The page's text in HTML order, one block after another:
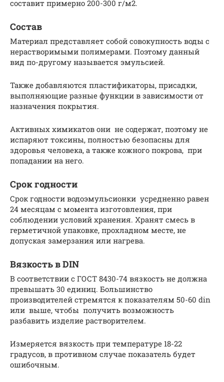
составит примерно 200-300 г/м2.
Состав
Материал представляет собой совокупность воды с
нерастворимыми полимерами. Поэтому данный
вид по-другому называется эмульсией.
Также добавляются пластификаторы, присадки,
выполняющие разные функции в зависимости от
назначения покрытия.
Активных химикатов они не содержат, поэтому не
испаряют токсины, полностью безопасны для
здоровья человека, а также кожного покрова, при
попадании на него.
Срок годности
Срок годности водоэмульсионки усредненно равен
24 месяцам с момента изготовления, при
соблюдении условий хранения. Хранят смесь в
герметичной упаковке, прохладном месте, не
допуская замерзания или нагрева.
Вязкость в DIN
В соответствии с ГОСТ 8430-74 вязкость не должна
превышать 30 единиц. Большинство
производителей стремятся к показателям 50-60 din
или выше, чтобы получить возможность
разбавить изделие растворителем.
Измеряется вязкость при температуре 18-22
градусов, в противном случае показатель будет
ошибочным.